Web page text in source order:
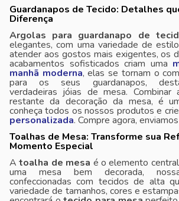
Guardanapos de Tecido: Detalhes
Diferença
Argolas para guardanapo de
elegantes, com uma variedade de
atender aos gostos mais exigentes, os
acabamentos sofisticados criam uma
manhã moderna, elas se tornam o
para os seus guardanapos,
verdadeiras jóias de mesa.
restante da decoração da mesa, é
conheça todos os nossos produtos e
personalizada. Compre agora,
Toalhas de Mesa: Transforme sua
Momento Especial
Atoalha de mesa é o elemento
uma mesa bem decorada,
confeccionadas com tecidos de alta
variedade de tamanhos, cores e